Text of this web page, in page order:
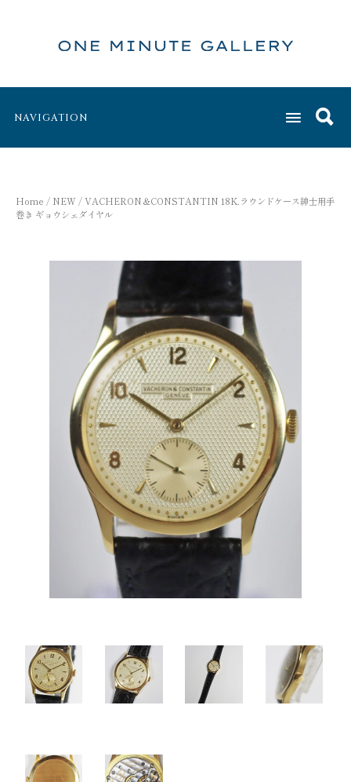
NAVIGATION
Home / NEW / VACHERON＆CONSTANTIN 18K.ラウンドケース紳士用手
巻き ギョウシェダイヤル